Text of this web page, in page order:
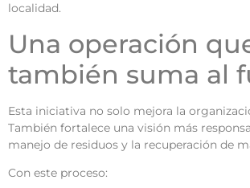
localidad.
Una operación
también suma al
Esta iniciativa no solo mejora la
También fortalece una visión más
manejo de residuos y la recuperación de
Con este proceso: